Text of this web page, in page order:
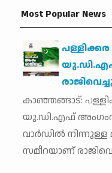
Most Popular News
കാഞ്ഞങ്ങാട്:
യു.ഡി.എഫ്
വാര്‍ഡില്‍ നിന്നുള്ള
സമീറയാണ്